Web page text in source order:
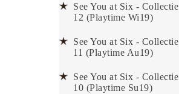
See You at Six - Collectie
12 (Playtime Wi19)
See You at Six - Collectie
11 (Playtime Au19)
See You at Six - Collectie
10 (Playtime Su19)